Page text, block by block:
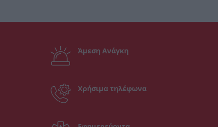
Άμεση Ανάγκη
Χρήσιμα τηλέφωνα